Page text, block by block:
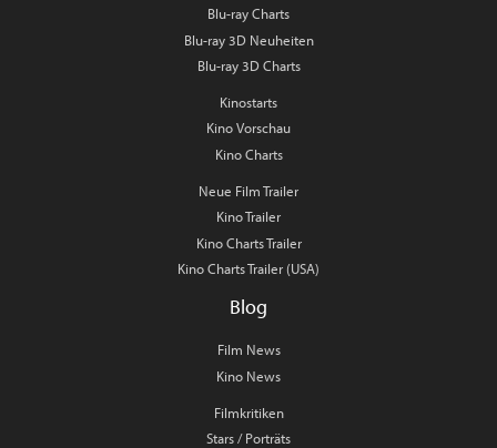
Blu-ray Charts
Blu-ray 3D Neuheiten
Blu-ray 3D Charts
Kinostarts
Kino Vorschau
Kino Charts
Neue Film Trailer
Kino Trailer
Kino Charts Trailer
Kino Charts Trailer (USA)
Blog
Film News
Kino News
Filmkritiken
Stars / Porträts